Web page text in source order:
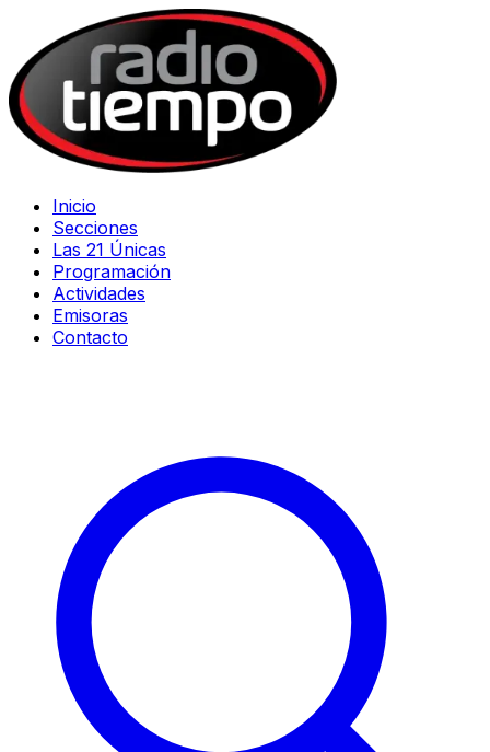
Inicio
Secciones
Las 21 Únicas
Programación
Actividades
Emisoras
Contacto